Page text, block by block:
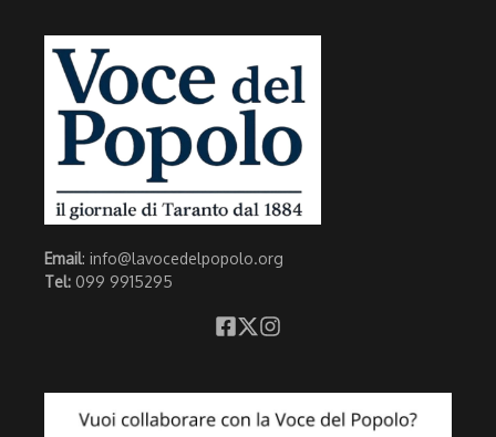
Email: info@lavocedelpopolo.org
Tel: 099 9915295